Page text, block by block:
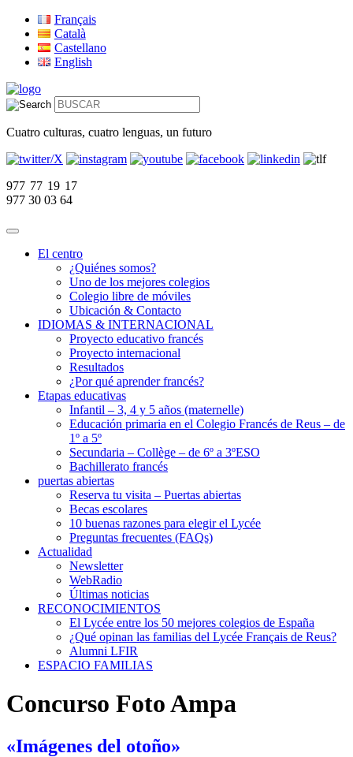
Français
Català
Castellano
English
Cuatro culturas, cuatro lenguas, un futuro
977 77 19 17
977 30 03 64
El centro
¿Quiénes somos?
Uno de los mejores colegios
Colegio libre de móviles
Ubicación & Contacto
IDIOMAS & INTERNACIONAL
Proyecto educativo francés
Proyecto internacional
Resultados
¿Por qué aprender francés?
Etapas educativas
Infantil – 3, 4 y 5 años (maternelle)
Educación primaria en el Colegio Francés de Reus – de
1º a 5º
Secundaria – Collège – de 6º a 3ºESO
Bachillerato francés
puertas abiertas
Reserva tu visita – Puertas abiertas
Becas escolares
10 buenas razones para elegir el Lycée
Preguntas frecuentes (FAQs)
Actualidad
Newsletter
WebRadio
Últimas noticias
RECONOCIMIENTOS
El Lycée entre los 50 mejores colegios de España
¿Qué opinan las familias del Lycée Français de Reus?
Alumni LFIR
ESPACIO FAMILIAS
Concurso Foto Ampa
«Imágenes del otoño»